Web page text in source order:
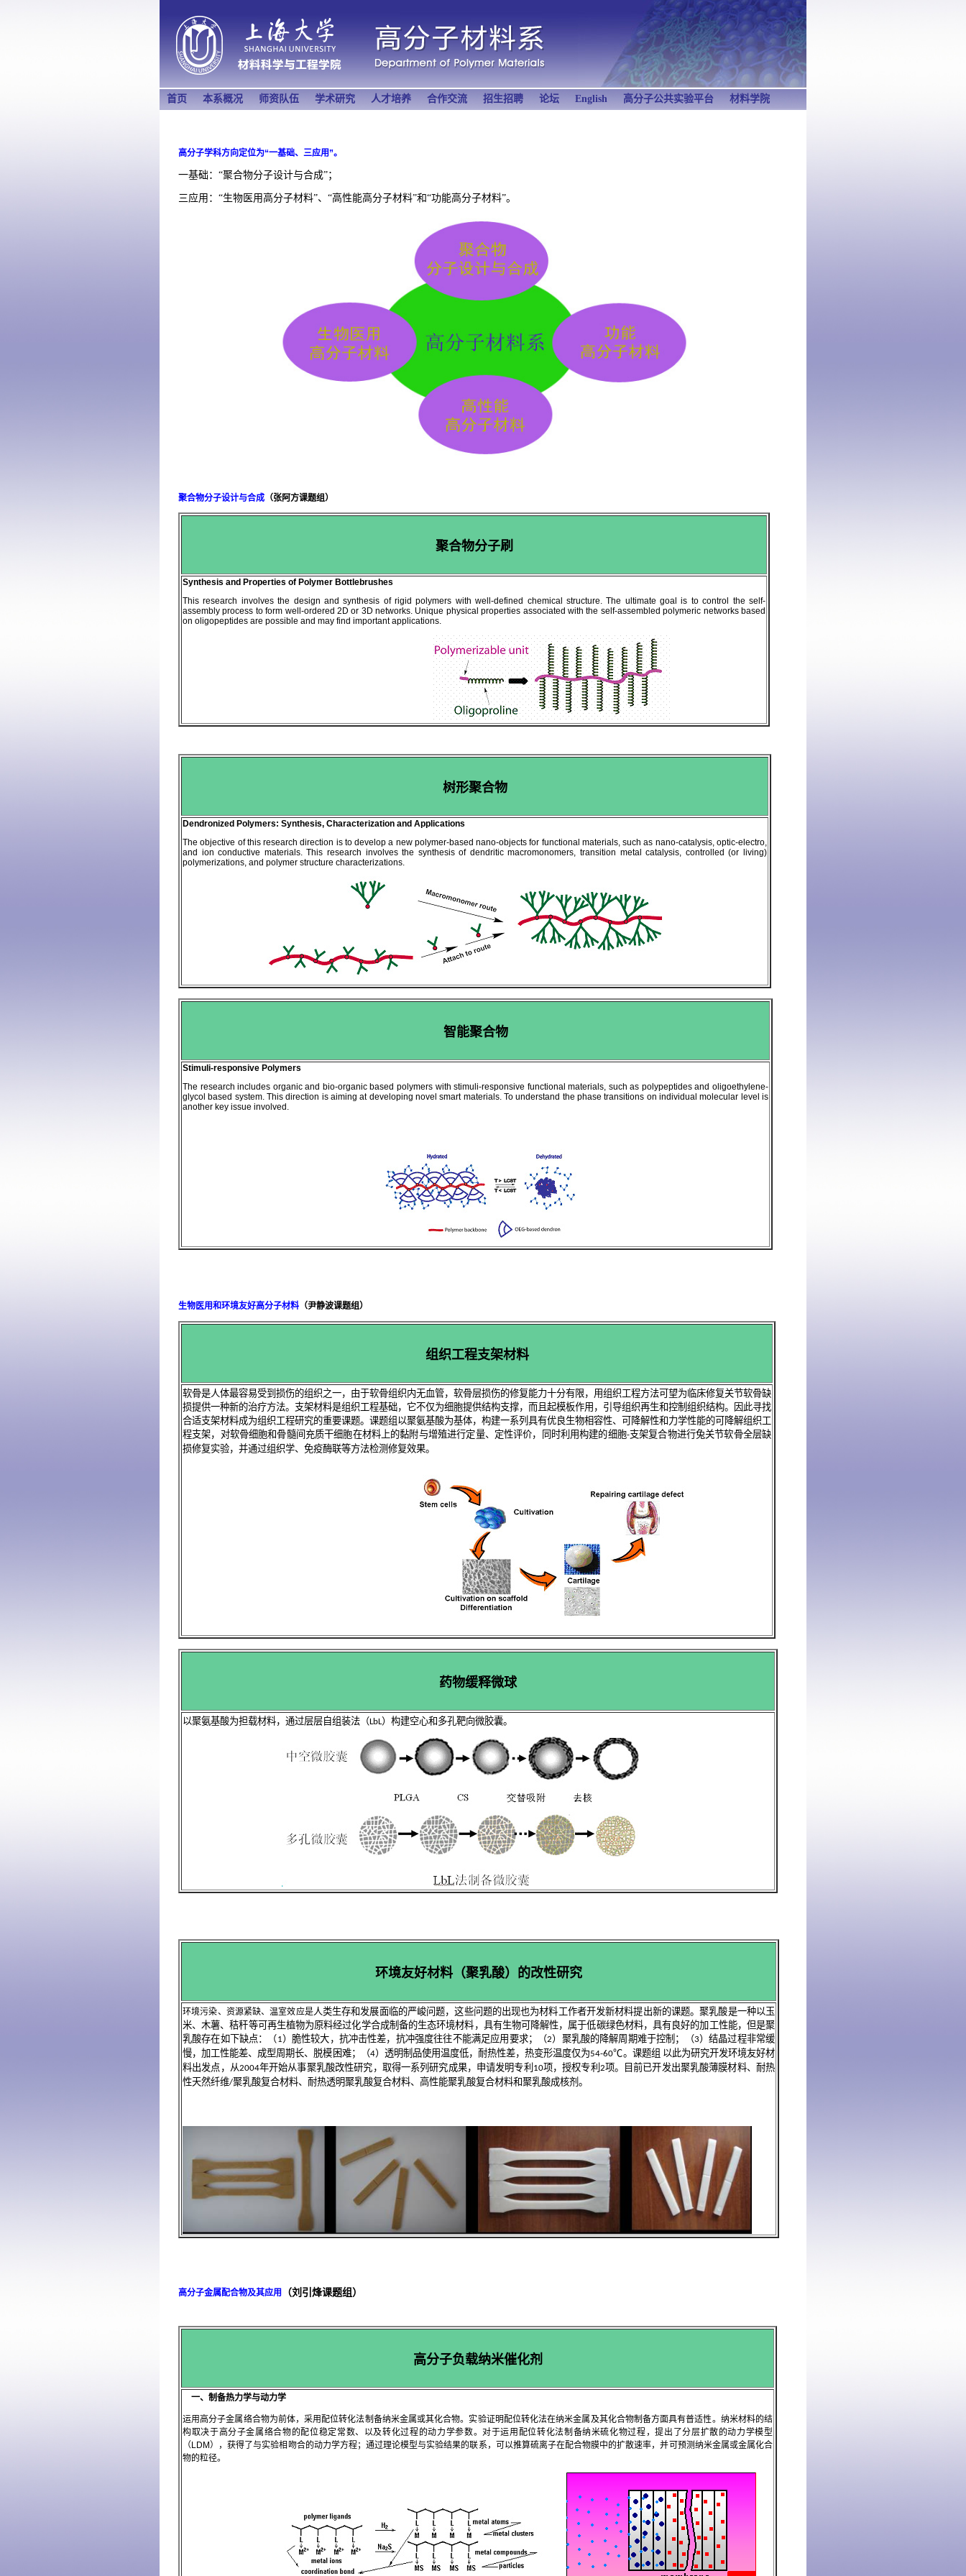
首页 本系概况 师资队伍 学术研究 人才培养 合作交流 招生招聘 论坛 English 高分子公共实验平台 材料学院
高分子学科方向定位为“一基础、三应用”。
一基础： “聚合物分子设计与合成”；
三应用：“生物医用高分子材料”、“高性能高分子材料”和“功能高分子材料”。
聚合物分子设计与合成 （张阿方课题组）
聚合物分子刷
Synthesis and Properties of Polymer Bottlebrushes
This research involves the design and synthesis of rigid polymers with well-defined chemical structure. The ultimate goal is to control the self-
assembly process to form well-ordered 2D or 3D networks. Unique physical properties associated with the self-assembled polymeric networks based
on oligopeptides are possible and may find important applications.
树形聚合物
Dendronized Polymers: Synthesis, Characterization and Applications
The objective of this research direction is to develop a new polymer-based nano-objects for functional material s, such as nano-catalysis, optic-electro,
and ion conductive materials. This research involves the synthesis of dendritic macromonomers,transition metal catalysis, controlled (or living)
polymerizations, and polymer structure characterizations.
智能聚合物
Stimuli-responsive Polymers
The research includes organic and bio-organic based polymers withstimuli-responsive functional materials, such as polypeptides and oligoethylene-
glycol based system. This direction is aiming at developing novel smart materials. To understand the phase transitions on individual molecular level is
another key issue involved.
生物医用和环境友好高分子材料 （尹静波课题组）
组织工程支架材料
软骨是人体最容易受到损伤的组织之一，由于软骨组织内无血管，软骨层损伤的修复能力十分有限，用组织工程方法可望为临床修复关节软骨缺
损提供一种新的治疗方法。支架材料是组织工程基础，它不仅为细胞提供结构支撑，而且起模板作用，引导组织再生和控制组织结构。因此寻找
合适支架材料成为组织工程研究的重要课题。课题组以聚氨基酸为基体，构建一系列具有优良生物相容性、可降解性和力学性能的可降解组织工
程支架，对软骨细胞和骨髓间充质干细胞在材料上的黏附与增殖进行定量、定性评价，同时利用构建的细胞-支架复合物进行兔关节软骨全层缺
损修复实验，并通过组织学、免疫酶联等方法检测修复效果。
药物缓释微球
以聚氨基酸为担载材料，通过层层自组装法（LbL）构建空心和多孔靶向微胶囊。
环境友好材料（聚乳酸）的改性研究
环境污染、资源紧缺、温室效应是人类生存和发展面临的严峻问题，这些问题的出现也为材料工作者开发新材料提出新的课题。聚乳酸是一种以玉
米、木薯、秸秆等可再生植物为原料经过化学合成制备的生态环境材料，具有生物可降解性，属于低碳绿色材料，具有良好的加工性能，但是聚
乳酸存在如下缺点：（ 1）脆性较大，抗冲击性差，抗冲强度往往不能满足应用要求；（2）聚乳酸的降解周期难于控制；（3）结晶过程非常缓
慢，加工性能差、成型周期长、脱模困难；（4）透明制品使用温度低，耐热性差，热变形温度仅为54-60℃。课题组 以此为研究开发环境友好材
料出发点，从2004年开始从事聚乳酸改性研究，取得一系列研究成果，申请发明专利 10项，授权专利 2项。目前已开发出聚乳酸薄膜材料、耐热
性天然纤维/聚乳酸复合材料、耐热透明聚乳酸复合材料、高性能聚乳酸复合材料和聚乳酸成核剂。
高分子金属配合物及其应用 （刘引烽课题组）
高分子负载纳米催化剂
一、制备热力学与动力学
运用高分子金属络合物为前体，采用配位转化法制备纳米金属或其化合物。实验证明配位转化法在纳米金属及其化合物制备方面具有普适性。纳米材料的结
构取决于高分子金属络合物的配位稳定常数、以及转化过程的动力学参数。对于运用配位转化法制备纳米硫化物过程，提出了分层扩散的动力学模型
（LDM），获得了与实验相吻合的动力学方程；通过理论模型与实验结果的联系，可以推算硫离子在配合物膜中的扩散速率，并可预测纳米金属或金属化合
物的粒径。